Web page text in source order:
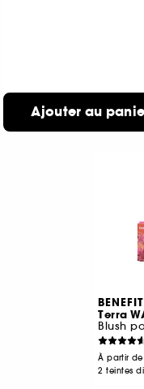
Ajouter au
Terra
Blush
À partir
2 teintes